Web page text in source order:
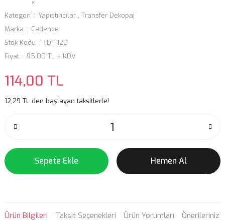
Kategori Yapıştırıcılar , Transfer Dekopaj
Marka
Cadence
Stok Kodu
TDT-120
Fiyat
95,00 TL + KDV
114,00 TL
12,29 TL den başlayan taksitlerle!
Sepete Ekle Hemen Al
Ürün Bilgileri Taksit Seçenekleri Ürün Yorumları Önerileriniz